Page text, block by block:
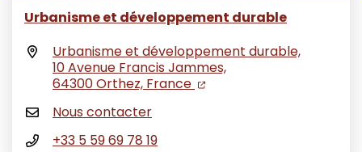
Urbanisme et développement durable
Urbanisme et développement durable,
10 Avenue Francis Jammes,
64300 Orthez, France (ouverture dans un
(ouverture dans un
Nous contacter
+33 5 59 69 78 19